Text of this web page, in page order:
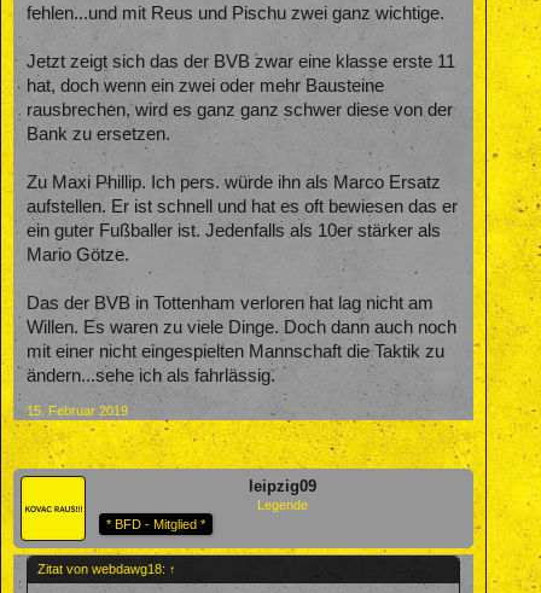
fehlen...und mit Reus und Pischu zwei ganz wichtige.
Jetzt zeigt sich das der BVB zwar eine klasse erste 11
hat, doch wenn ein zwei oder mehr Bausteine
rausbrechen, wird es ganz ganz schwer diese von der
Bank zu ersetzen.
Zu Maxi Phillip. Ich pers. würde ihn als Marco Ersatz
aufstellen. Er ist schnell und hat es oft bewiesen das er
ein guter Fußballer ist. Jedenfalls als 10er stärker als
Mario Götze.
Das der BVB in Tottenham verloren hat lag nicht am
Willen. Es waren zu viele Dinge. Doch dann auch noch
mit einer nicht eingespielten Mannschaft die Taktik zu
ändern...sehe ich als fahrlässig.
15. Februar 2019
leipzig09
Legende
* BFD - Mitglied *
Zitat von webdawg18: ↑